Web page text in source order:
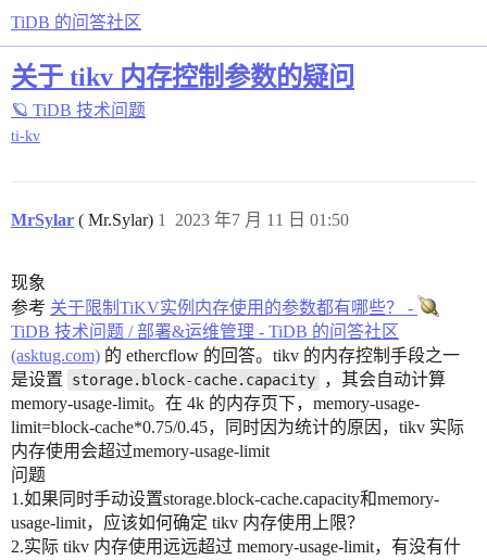
TiDB 的问答社区
关于 tikv 内存控制参数的疑问
🪐 TiDB 技术问题
ti-kv
MrSylar ( Mr.Sylar) 2023 年7 月 11 日 01:50
1
现象
参考 关于限制TiKV实例内存使用的参数都有哪些？ -
TiDB 技术问题 / 部署&运维管理 - TiDB 的问答社区
(asktug.com) 的 ethercflow 的回答。tikv 的内存控制手段之一
是设置
storage.block-cache.capacity
，其会自动计算
memory-usage-limit。在 4k 的内存页下，memory-usage-
limit=block-cache*0.75/0.45，同时因为统计的原因，tikv 实际
内存使用会超过memory-usage-limit
问题
1.如果同时手动设置storage.block-cache.capacity和memory-
usage-limit，应该如何确定 tikv 内存使用上限？
2.实际 tikv 内存使用远远超过 memory-usage-limit，有没有什